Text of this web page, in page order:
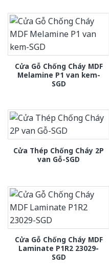
Cửa Gỗ Chống Cháy MDF
Melamine P1 van kem-
SGD
Cửa Thép Chống Cháy 2P
van Gỗ-SGD
Cửa Gỗ Chống Cháy MDF
Laminate P1R2 23029-
SGD